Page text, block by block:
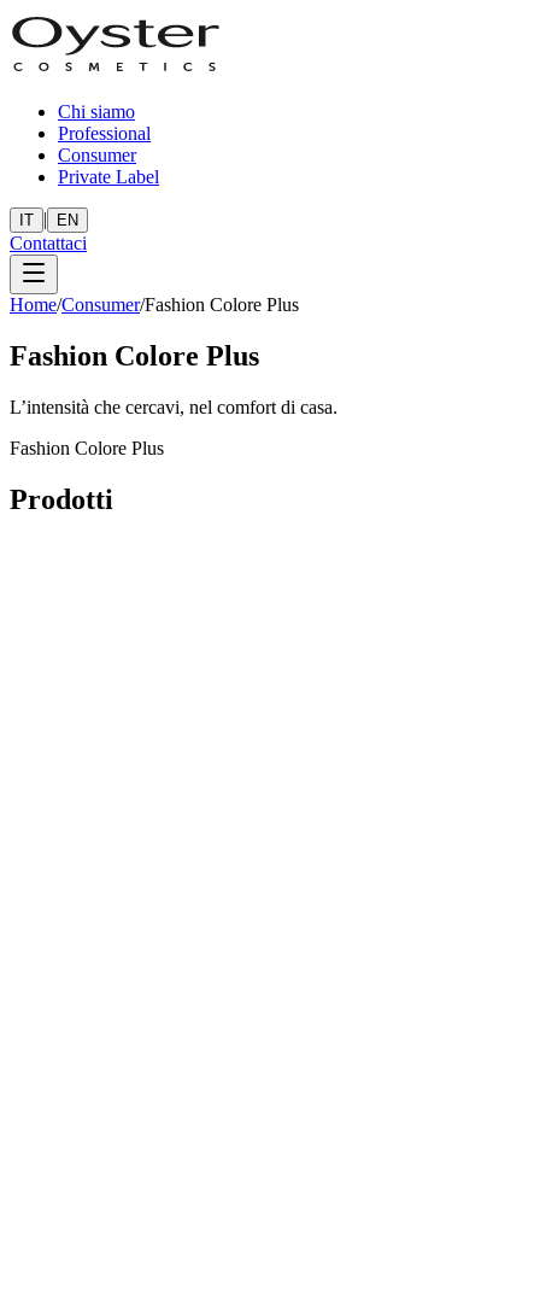
Chi siamo
Professional
Consumer
Private Label
IT | EN
Contattaci
Home/Consumer/Fashion Colore Plus
Fashion Colore Plus
L’intensità che cercavi, nel comfort di casa.
Fashion Colore Plus
Prodotti